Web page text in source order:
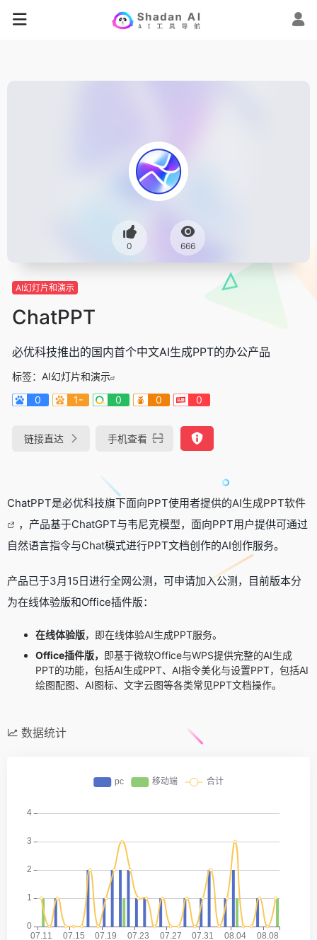
0 666
AI幻灯片和演示
ChatPPT
必优科技推出的国内首个中文AI生成PPT的办公产品
标签： AI幻灯片和演示
0
1- 0 0 0
链接直达 手机查看
ChatPPT是必优科技旗下面向PPT使用者提供的AI生成PPT软件
，产品基于ChatGPT与韦尼克模型，面向PPT用户提供可通过
自然语言指令与Chat模式进行PPT文档创作的AI创作服务。
产品已于3月15日进行全网公测，可申请加入公测，目前版本分
为在线体验版和Office插件版：
在线体验版，即在线体验AI生成PPT服务。
Office插件版， 即基于微软Office与WPS提供完整的AI生成
PPT的功能，包括AI生成PPT、AI指令美化与设置PPT，包括AI
绘图配图、AI图标、文字云图等各类常见PPT文档操作。
数据统计